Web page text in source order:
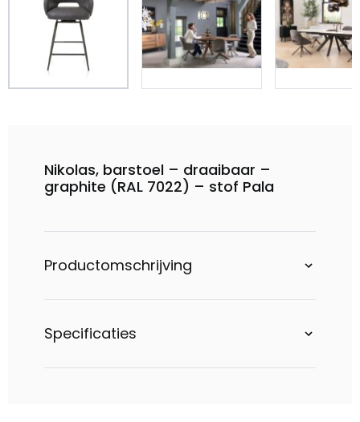
Nikolas, barstoel – draaibaar –
graphite (RAL 7022) – stof Pala
Productomschrijving
Specificaties